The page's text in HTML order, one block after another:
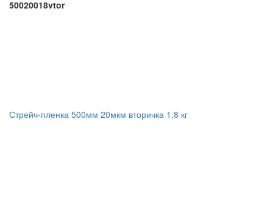
50020018vtor
Стрейч-пленка 500мм 20мкм вторичка 1,8 кг